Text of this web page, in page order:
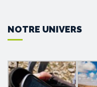
NOTRE UNIVERS